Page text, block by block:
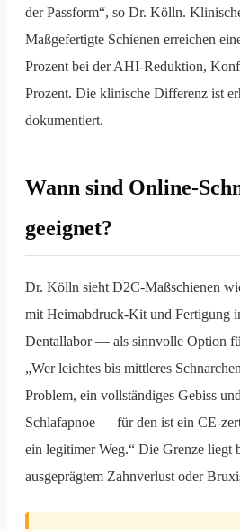
der Passform“, so Dr. Kölln.
Maßgefertigte Schienen erreichen
Prozent bei der AHI-Reduktion,
Prozent. Die klinische Differenz ist
dokumentiert.
Wann sind Online-
geeignet?
Dr. Kölln sieht D2C-Maßschienen
mit Heimabdruck-Kit und Fertigung
Dentallabor — als sinnvolle Option
„Wer leichtes bis mittleres
Problem, ein vollständiges Gebiss
Schlafapnoe — für den ist ein CE-
ein legitimer Weg.“ Die Grenze liegt
ausgeprägtem Zahnverlust oder